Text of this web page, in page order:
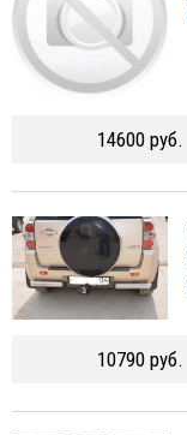
14600 руб.
10790 руб.